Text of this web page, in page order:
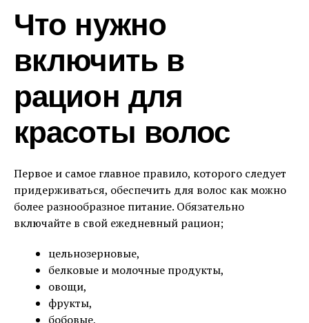
Что нужно
включить в
рацион для
красоты волос
Первое и самое главное правило, которого следует
придерживаться, обеспечить для волос как можно
более разнообразное питание. Обязательно
включайте в свой ежедневный рацион;
цельнозерновые,
белковые и молочные продукты,
овощи,
фрукты,
бобовые,